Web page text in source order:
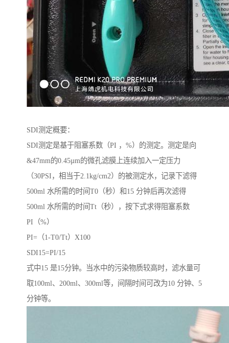
SDI测定概要：
SDI测定是基于阻塞系数（PI ，%）的测定。测定是向
&47mm的0.45µm的微孔滤膜上连续加入一定压力
（30PSI，相当于2.1kg/cm2）的被测定水，记录下滤得
500ml 水所需的时间T0（秒）和15 分钟后再次滤得
500ml 水所需的时间Tt（秒），按下式求得阻塞系数
PI（%）
PI=（1-T0/Tt）X100
SDI15=PI/15
式中15 是15分钟。当水中的污染物质较高时，滤水量可
取100ml、200ml、300ml等，间隔时间可改为10 分钟、5
分钟等。